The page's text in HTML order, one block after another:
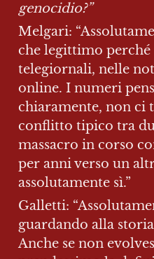
genocidio?”
Melgari:
che legittimo
telegiornali, nelle
online. I numeri
chiaramente, non ci
conflitto tipico tra
massacro in corso
per anni verso un
assolutamente sì.”
Galletti:
guardando alla
Anche se non